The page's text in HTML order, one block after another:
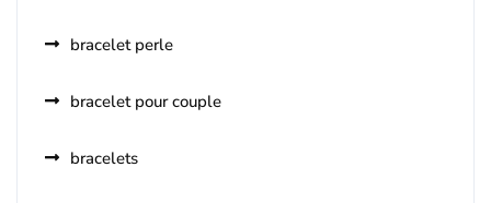
bracelet perle
bracelet pour couple
bracelets